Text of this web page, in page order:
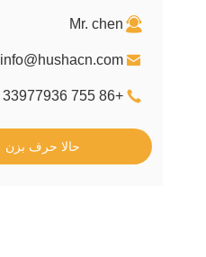
Mr. chen
info@hushacn.com
+86 755 33977936
حالا حرف بزن